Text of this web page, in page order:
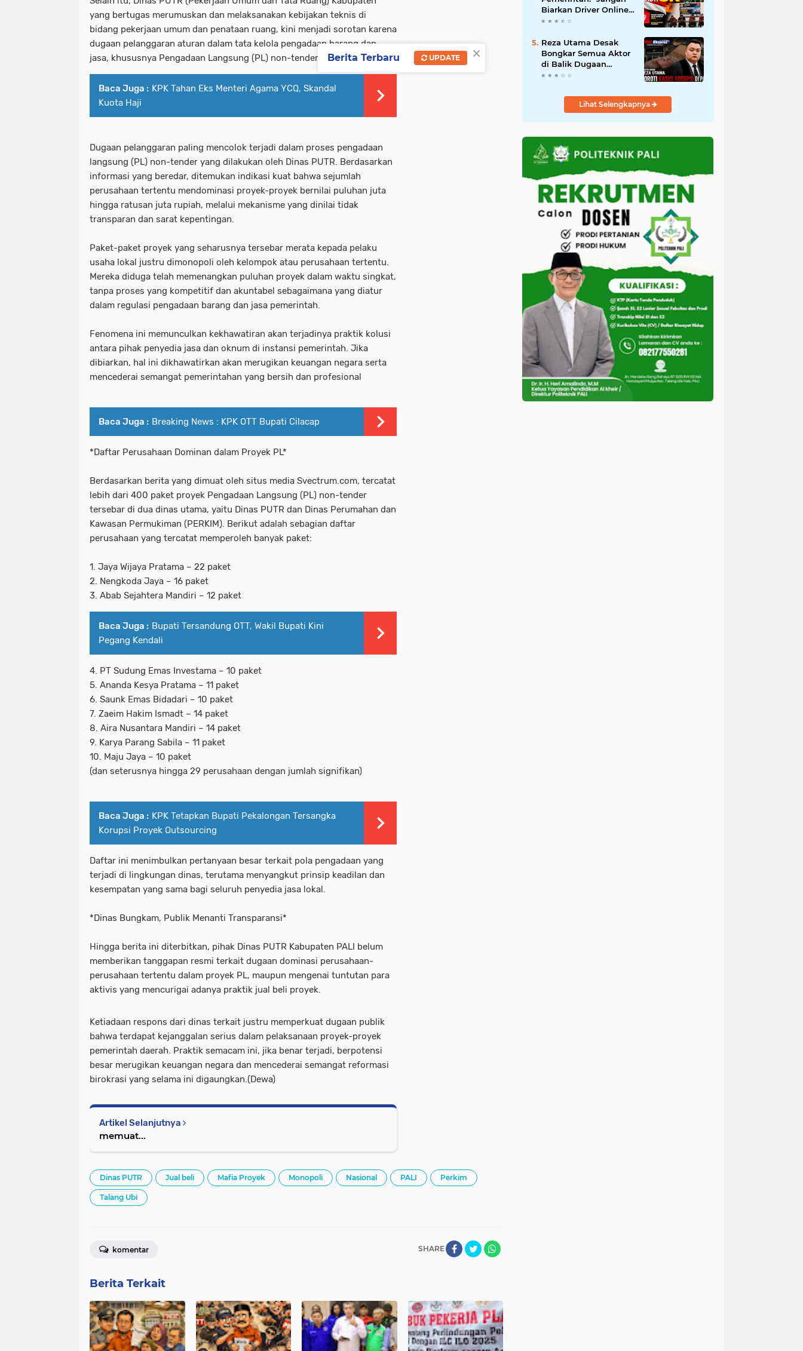
yang bertugas merumuskan dan melaksanakan kebijakan teknis di
bidang pekerjaan umum dan penataan ruang, kini menjadi sorotan karena
dugaan pelanggaran aturan dalam tata kelola pengadaan barang dan
jasa, khususnya Pengadaan Langsung (PL) non-tender.
Baca Juga : KPK Tahan Eks Menteri Agama YCQ, Skandal
Kuota Haji
Dugaan pelanggaran paling mencolok terjadi dalam proses pengadaan
langsung (PL) non-tender yang dilakukan oleh Dinas PUTR. Berdasarkan
informasi yang beredar, ditemukan indikasi kuat bahwa sejumlah
perusahaan tertentu mendominasi proyek-proyek bernilai puluhan juta
hingga ratusan juta rupiah, melalui mekanisme yang dinilai tidak
transparan dan sarat kepentingan.
Paket-paket proyek yang seharusnya tersebar merata kepada pelaku
usaha lokal justru dimonopoli oleh kelompok atau perusahaan tertentu.
Mereka diduga telah memenangkan puluhan proyek dalam waktu singkat,
tanpa proses yang kompetitif dan akuntabel sebagaimana yang diatur
dalam regulasi pengadaan barang dan jasa pemerintah.
Fenomena ini memunculkan kekhawatiran akan terjadinya praktik kolusi
antara pihak penyedia jasa dan oknum di instansi pemerintah. Jika
dibiarkan, hal ini dikhawatirkan akan merugikan keuangan negara serta
mencederai semangat pemerintahan yang bersih dan profesional
Baca Juga : Breaking News : KPK OTT Bupati Cilacap
*Daftar Perusahaan Dominan dalam Proyek PL*
Berdasarkan berita yang dimuat oleh situs media Svectrum.com, tercatat
lebih dari 400 paket proyek Pengadaan Langsung (PL) non-tender
tersebar di dua dinas utama, yaitu Dinas PUTR dan Dinas Perumahan dan
Kawasan Permukiman (PERKIM). Berikut adalah sebagian daftar
perusahaan yang tercatat memperoleh banyak paket:
1. Jaya Wijaya Pratama – 22 paket
2. Nengkoda Jaya – 16 paket
3. Abab Sejahtera Mandiri – 12 paket
Baca Juga : Bupati Tersandung OTT, Wakil Bupati Kini
Pegang Kendali
4. PT Sudung Emas Investama – 10 paket
5. Ananda Kesya Pratama – 11 paket
6. Saunk Emas Bidadari – 10 paket
7. Zaeim Hakim Ismadt – 14 paket
8. Aira Nusantara Mandiri – 14 paket
9. Karya Parang Sabila – 11 paket
10. Maju Jaya – 10 paket
(dan seterusnya hingga 29 perusahaan dengan jumlah signifikan)
Baca Juga : KPK Tetapkan Bupati Pekalongan Tersangka
Korupsi Proyek Outsourcing
Daftar ini menimbulkan pertanyaan besar terkait pola pengadaan yang
terjadi di lingkungan dinas, terutama menyangkut prinsip keadilan dan
kesempatan yang sama bagi seluruh penyedia jasa lokal.
*Dinas Bungkam, Publik Menanti Transparansi*
Hingga berita ini diterbitkan, pihak Dinas PUTR Kabupaten PALI belum
memberikan tanggapan resmi terkait dugaan dominasi perusahaan-
perusahaan tertentu dalam proyek PL, maupun mengenai tuntutan para
aktivis yang mencurigai adanya praktik jual beli proyek.
Ketiadaan respons dari dinas terkait justru memperkuat dugaan publik
bahwa terdapat kejanggalan serius dalam pelaksanaan proyek-proyek
pemerintah daerah. Praktik semacam ini, jika benar terjadi, berpotensi
besar merugikan keuangan negara dan mencederai semangat reformasi
birokrasi yang selama ini digaungkan.(Dewa)
Artikel Selanjutnya
memuat...
Dinas PUTR Jual beli Mafia Proyek Monopoli Nasional PALI Perkim
Talang Ubi
SHARE
komentar
Berita Terkait
Biarkan Driver Online
Terus Menjadi Korban
Reza Utama Desak
Bongkar Semua Aktor
di Balik Dugaan
Korupsi 10 Paket
Lihat Selengkapnya
×
Berita Terbaru UPDATE